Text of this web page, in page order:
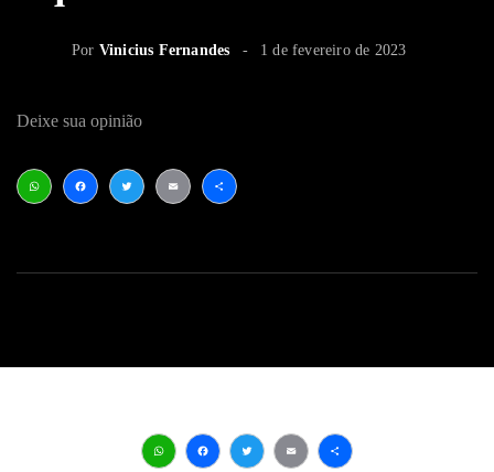
Por Vinicius Fernandes 1 de fevereiro de 2023
Deixe sua opinião